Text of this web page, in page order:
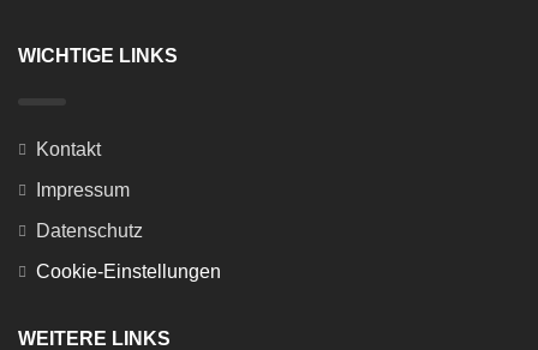
WICHTIGE LINKS
Kontakt
Impressum
Datenschutz
Cookie-Einstellungen
WEITERE LINKS